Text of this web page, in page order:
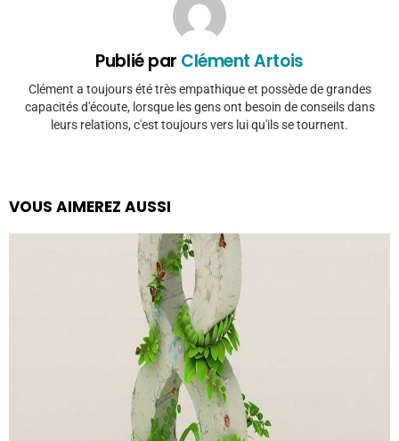
Publié par Clément Artois
Clément a toujours été très empathique et possède de grandes
capacités d'écoute, lorsque les gens ont besoin de conseils dans
leurs relations, c'est toujours vers lui qu'ils se tournent.
VOUS AIMEREZ AUSSI